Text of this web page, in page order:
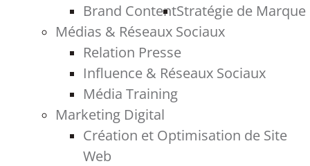
Brand ContentStratégie de Marque
Médias & Réseaux Sociaux
Relation Presse
Influence & Réseaux Sociaux
Média Training
Marketing Digital
Création et Optimisation de Site
Web